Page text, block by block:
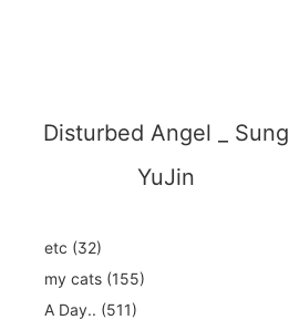
Disturbed Angel _ Sung
YuJin
etc (32)
my cats (155)
A Day.. (511)